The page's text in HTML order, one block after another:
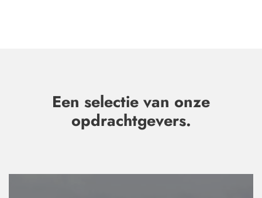
Een selectie van onze
opdrachtgevers.